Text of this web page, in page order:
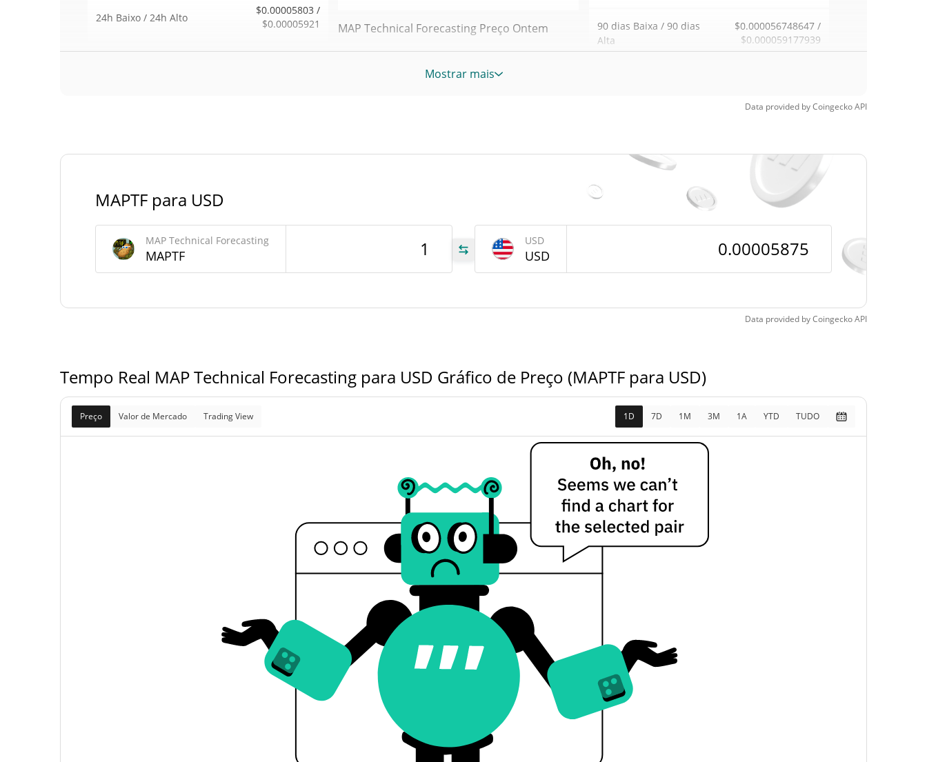
24h Baixo / 24h Alto
$0.00005803 /
$0.00005921
Posição de mercado
Fornecimento de MAP Technical Forecasting
Fornecimento em
circulação
1,000,000,000 MAPTF
Fornecimento total 1,000,000,000 MAPTF
MAP Technical Forecasting Preço Ontem
Baixa / Alta de ontem
$0.000059177939
90 dias Baixa / 90 dias
Alta
$0.000056748647 /
$0.000059177939
Nov 8, 2025 (9 meses
65.83%
Baixa de todos os
Feb 24, 2026 (5 meses atrás)
$0.00005379
Mostrar mais
Data provided byCoingeckoAPI
MAPTF para USD
MAP Technical Forecasting
MAPTF
USD
USD
Data provided byCoingeckoAPI
Tempo Real MAP Technical Forecasting para USD Gráfico de Preço (MAPTF para USD)
Preço Valor de Mercado Trading View 1D 7D 1M 3M 1A YTD TUDO